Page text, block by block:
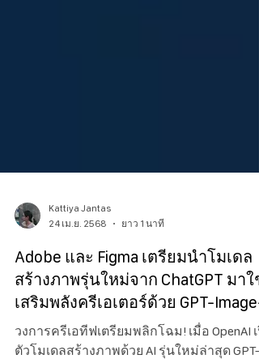
24 เม.ย. 2568
ยาว 1 นาที
Adobe และ Figma เตรียมนำโมเดล
สร้างภาพรุ่นใหม่จาก ChatGPT มาใช้
เสริมพลังครีเอเตอร์ด้วย GPT-Image-